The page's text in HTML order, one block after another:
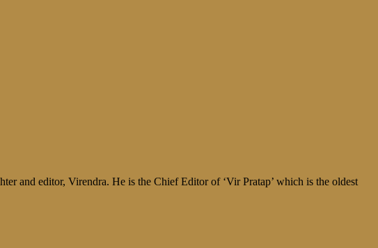
and editor, Virendra. He is the Chief Editor of ‘Vir Pratap’ which is the oldest